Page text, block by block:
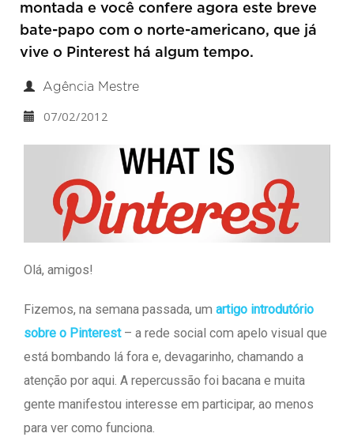
montada e você confere agora este breve
bate-papo com o norte-americano, que já
vive o Pinterest há algum tempo.
Agência Mestre
07/02/2012
Olá, amigos!
Fizemos, na semana passada, um artigo introdutório
sobre o Pinterest– a rede social com apelo visual que
está bombando lá fora e, devagarinho, chamando a
atenção por aqui. A repercussão foi bacana e muita
gente manifestou interesse em participar, ao menos
para ver como funciona.